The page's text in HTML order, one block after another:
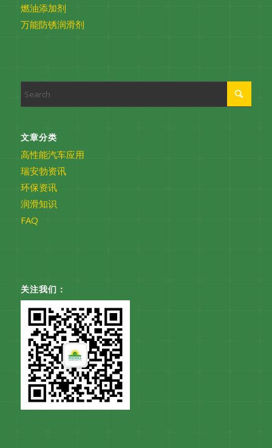
燃油添加剂
万能防锈润滑剂
文章分类
高性能汽车应用
瑞安勃资讯
环保资讯
润滑知识
FAQ
关注我们：